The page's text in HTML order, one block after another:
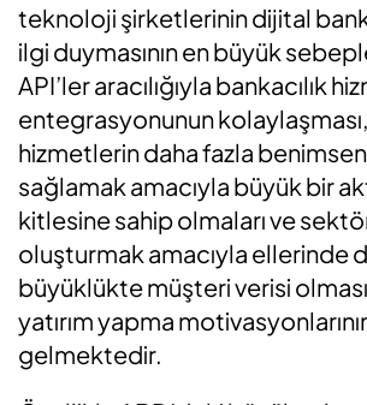
teknoloji şirketlerinin dijital
ilgi duymasının en büyük
API’ler aracılığıyla bankacılık
entegrasyonunun
hizmetlerin daha fazla
sağlamak amacıyla büyük bir
kitlesine sahip olmaları ve
oluşturmak amacıyla ellerinde
büyüklükte müşteri verisi
yatırım yapma
gelmektedir.